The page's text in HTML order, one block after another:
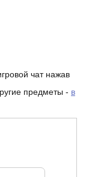
чат нажав
предметы - в